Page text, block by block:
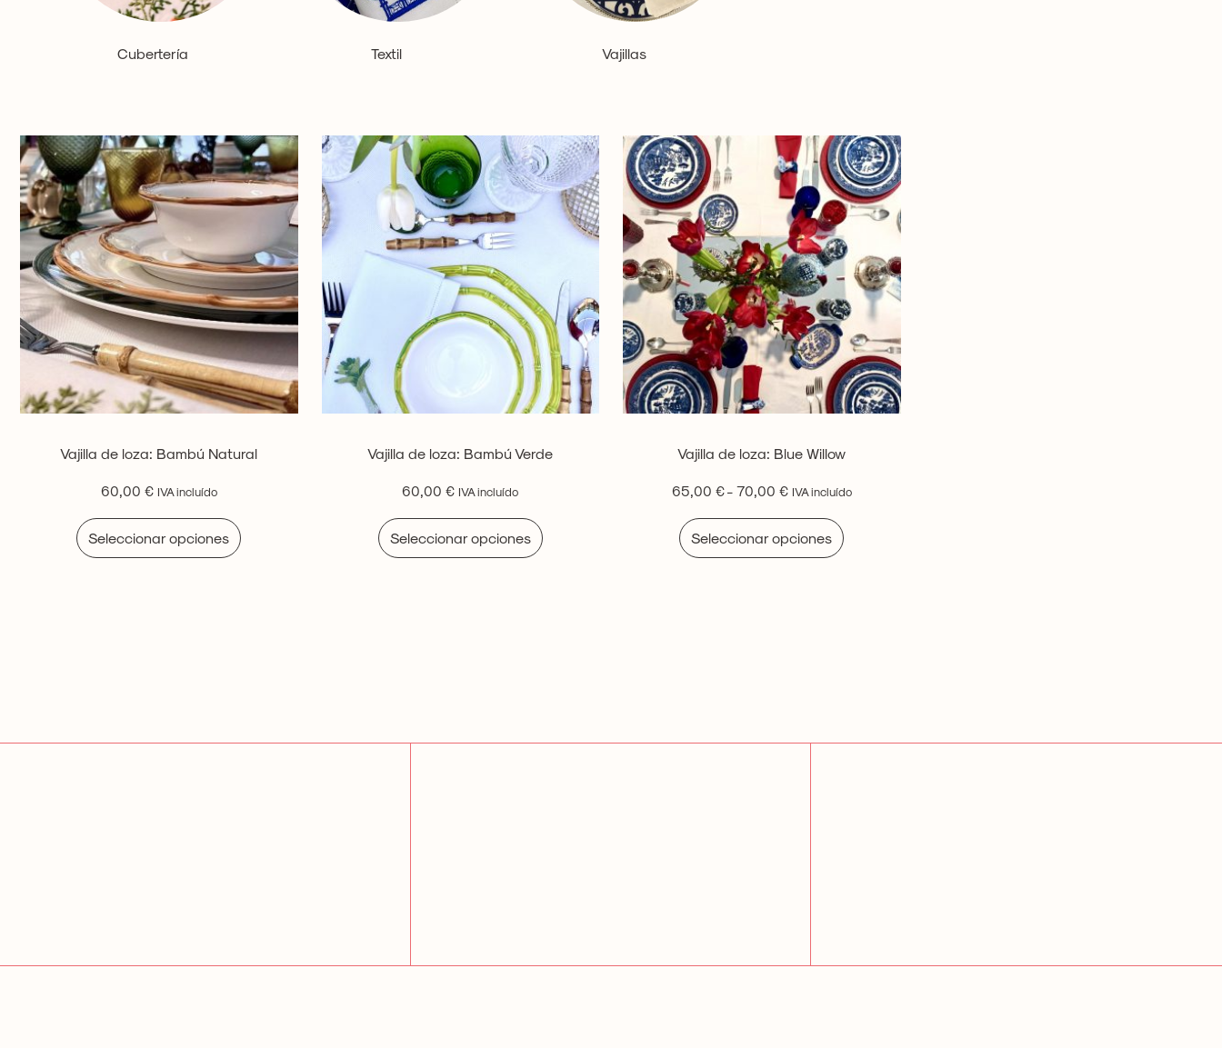
Cubertería Textil Vajillas
Vajilla de loza: Bambú Natural
60,00 € IVA incluído
Seleccionar opciones
Vajilla de loza: Bambú Verde
60,00€ IVA incluído
Seleccionar opciones
Vajilla de loza: Blue Willow
65,00 €- 70,00 € IVA incluído
Seleccionar opciones